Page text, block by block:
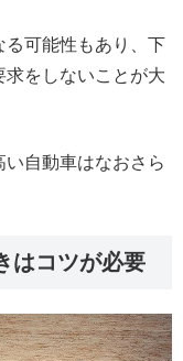
る可能性もあり、下
をしないことが大
自動車はなおさら
はコツが必要